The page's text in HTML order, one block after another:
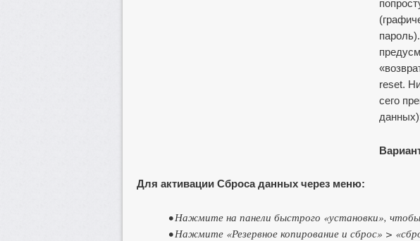
reset.
сего
Для активации Сброса данных через меню:
• Нажмите на панели быстрого «установки»,
• Нажмите «Резервное копирование и сброс» >